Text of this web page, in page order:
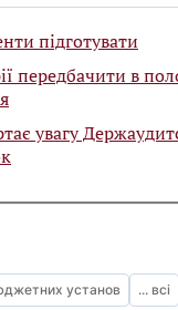
підготувати
передбачити в
увагу
установ ... всі